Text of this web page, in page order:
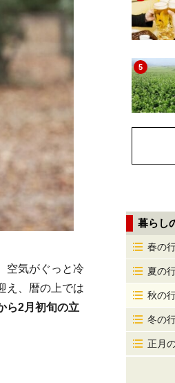
空気がぐっと冷
え、暦の上では
ら2月初旬の立
5
暮らし
春の
夏の
秋の
冬の
正月